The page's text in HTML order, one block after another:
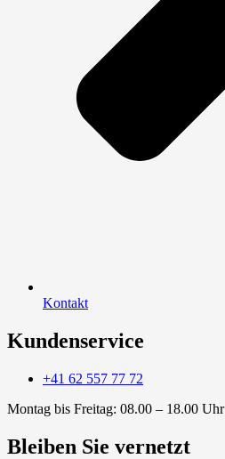
Kontakt
Kundenservice
+41 62 557 77 72
Montag bis Freitag: 08.00 – 18.00 Uhr
Bleiben Sie vernetzt